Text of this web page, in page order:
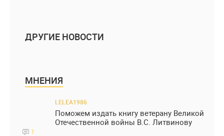
ДРУГИЕ НОВОСТИ
МНЕНИЯ
LELEA1986
Поможем издать книгу ветерану Великой
Отечественной войны В.С. Литвинову
1